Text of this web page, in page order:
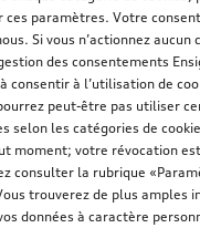
de véhicule
Audi
CHF
paramètres. Votre
Si vous n’actionnez aucun
des consentements
consentir à l’utilisation de
peut-être pas utiliser
selon les catégories de
moment; votre révocation
consulter la rubrique
trouverez de plus amples
données à caractère